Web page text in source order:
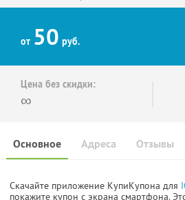
от 50 руб.
Цена без скидки:
∞
Основное Отзывы
Адреса
Скачайте приложение КупиКупона для
покажите купон с экрана смартфона.